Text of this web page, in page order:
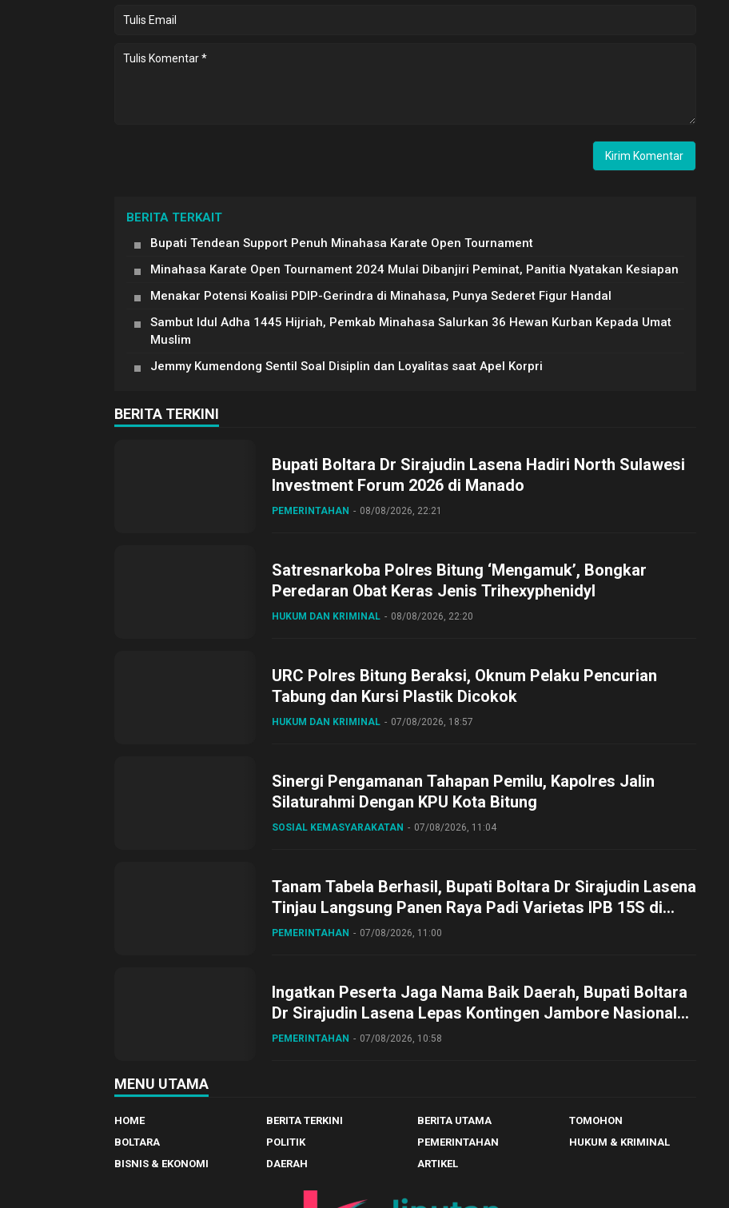
BERITA TERKAIT
Bupati Tendean Support Penuh Minahasa Karate Open Tournament
Minahasa Karate Open Tournament 2024 Mulai Dibanjiri Peminat, Panitia Nyatakan Kesiapan
Menakar Potensi Koalisi PDIP-Gerindra di Minahasa, Punya Sederet Figur Handal
Sambut Idul Adha 1445 Hijriah, Pemkab Minahasa Salurkan 36 Hewan Kurban Kepada Umat
Muslim
Jemmy Kumendong Sentil Soal Disiplin dan Loyalitas saat Apel Korpri
BERITA TERKINI
Bupati Boltara Dr Sirajudin Lasena Hadiri North Sulawesi
Investment Forum 2026 di Manado
PEMERINTAHAN 08/08/2026, 22:21
Satresnarkoba Polres Bitung ‘Mengamuk’, Bongkar
Peredaran Obat Keras Jenis Trihexyphenidyl
HUKUM DAN KRIMINAL 08/08/2026, 22:20
URC Polres Bitung Beraksi, Oknum Pelaku Pencurian
Tabung dan Kursi Plastik Dicokok
HUKUM DAN KRIMINAL 07/08/2026, 18:57
Sinergi Pengamanan Tahapan Pemilu, Kapolres Jalin
Silaturahmi Dengan KPU Kota Bitung
SOSIAL KEMASYARAKATAN 07/08/2026, 11:04
Tanam Tabela Berhasil, Bupati Boltara Dr Sirajudin Lasena
Tinjau Langsung Panen Raya Padi Varietas IPB 15S di
Desa Gihang
PEMERINTAHAN 07/08/2026, 11:00
Ingatkan Peserta Jaga Nama Baik Daerah, Bupati Boltara
Dr Sirajudin Lasena Lepas Kontingen Jambore Nasional
ke XII di Buperta Cibubur
PEMERINTAHAN 07/08/2026, 10:58
MENU UTAMA
HOME BERITA TERKINI BERITA UTAMA
TOMOHON
BOLTARA
POLITIK PEMERINTAHAN
HUKUM & KRIMINAL
BISNIS & EKONOMI
DAERAH ARTIKEL